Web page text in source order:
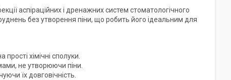
аспіраційних і дренажних систем стоматологічного
без утворення піни, що робить його ідеальним для
хімічні сполуки.
не утворюючи піни.
їх довговічність.